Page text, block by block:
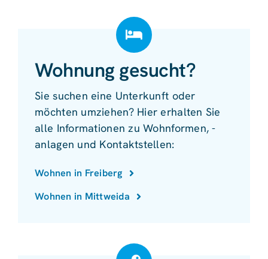
Wohnung gesucht?
Sie suchen eine Unterkunft oder
möchten umziehen? Hier erhalten Sie
alle Informationen zu Wohnformen, -
anlagen und Kontaktstellen:
Wohnen in Freiberg
Wohnen in Mittweida